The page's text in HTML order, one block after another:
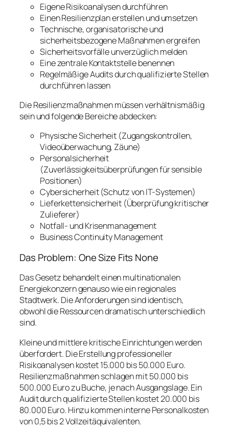
Eigene Risikoanalysen durchführen
Einen Resilienzplan erstellen und umsetzen
Technische, organisatorische und
sicherheitsbezogene Maßnahmen ergreifen
Sicherheitsvorfälle unverzüglich melden
Eine zentrale Kontaktstelle benennen
Regelmäßige Audits durch qualifizierte Stellen
durchführen lassen
Die Resilienzmaßnahmen müssen verhältnismäßig
sein und folgende Bereiche abdecken:
Physische Sicherheit (Zugangskontrollen,
Videoüberwachung, Zäune)
Personalsicherheit
(Zuverlässigkeitsüberprüfungen für sensible
Positionen)
Cybersicherheit (Schutz von IT-Systemen)
Lieferkettensicherheit (Überprüfung kritischer
Zulieferer)
Notfall- und Krisenmanagement
Business Continuity Management
Das Problem: One Size Fits None
Das Gesetz behandelt einen multinationalen
Energiekonzern genauso wie ein regionales
Stadtwerk. Die Anforderungen sind identisch,
obwohl die Ressourcen dramatisch unterschiedlich
sind.
Kleine und mittlere kritische Einrichtungen werden
überfordert. Die Erstellung professioneller
Risikoanalysen kostet 15.000 bis 50.000 Euro.
Resilienzmaßnahmen schlagen mit 50.000 bis
500.000 Euro zu Buche, je nach Ausgangslage. Ein
Audit durch qualifizierte Stellen kostet 20.000 bis
80.000 Euro. Hinzu kommen interne Personalkosten
von 0,5 bis 2 Vollzeitäquivalenten.